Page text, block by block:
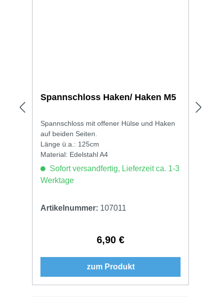
Spannschloss Haken/ Haken M5
Spannschloss mit offener Hülse und Haken
auf beiden Seiten.
Länge ü.a.: 125cm
Material: Edelstahl A4
Sofort versandfertig, Lieferzeit ca. 1-3
Werktage
Artikelnummer: 107011
Regulärer Preis:
6,90 €
zum Produkt